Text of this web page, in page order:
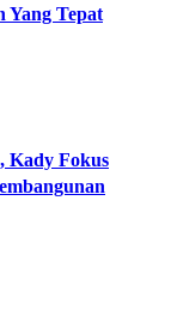
Yang Tepat
Kady Fokus